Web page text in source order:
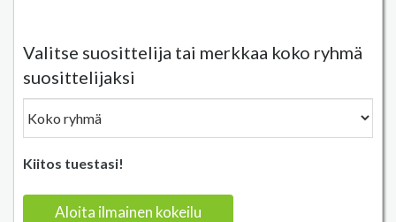
Valitse suosittelija tai merkkaa koko ryhmä
suosittelijaksi
Kiitos tuestasi!
Aloita ilmainen kokeilu